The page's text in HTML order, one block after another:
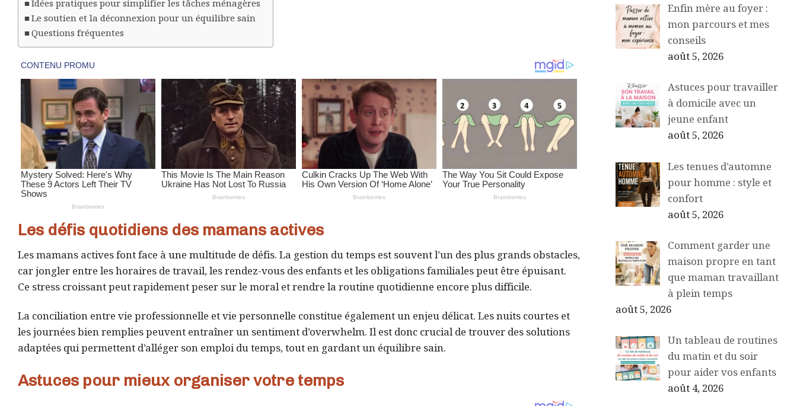
Idées pratiques pour simplifier les tâches ménagères
Le soutien et la déconnexion pour un équilibre sain
Questions fréquentes
Les défis quotidiens des mamans actives
Les mamans actives font face à une multitude de défis. La gestion du temps est souvent l’un des plus grands obstacles,
car jongler entre les horaires de travail, les rendez-vous des enfants et les obligations familiales peut être épuisant.
Ce stress croissant peut rapidement peser sur le moral et rendre la routine quotidienne encore plus difficile.
La conciliation entre vie professionnelle et vie personnelle constitue également un enjeu délicat. Les nuits courtes et
les journées bien remplies peuvent entraîner un sentiment d’overwhelm. Il est donc crucial de trouver des solutions
adaptées qui permettent d’alléger son emploi du temps, tout en gardant un équilibre sain.
Astuces pour mieux organiser votre temps
Enfin mère au foyer :
mon parcours et mes
conseils
août 5, 2026
Astuces pour travailler
à domicile avec un
jeune enfant
août 5, 2026
Les tenues d’automne
pour homme : style et
confort
août 5, 2026
Comment garder une
maison propre en tant
que maman travaillant
à plein temps
août 5, 2026
Un tableau de routines
du matin et du soir
pour aider vos enfants
août 4, 2026